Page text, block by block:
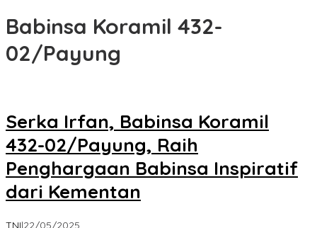
Babinsa Koramil 432-
02/Payung
Serka Irfan, Babinsa Koramil
432-02/Payung, Raih
Penghargaan Babinsa Inspiratif
dari Kementan
TNI|22/05/2025